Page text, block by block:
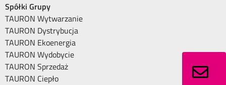
Spółki Grupy
TAURON Wytwarzanie
TAURON Dystrybucja
TAURON Ekoenergia
TAURON Wydobycie
TAURON Sprzedaż
TAURON Ciepło